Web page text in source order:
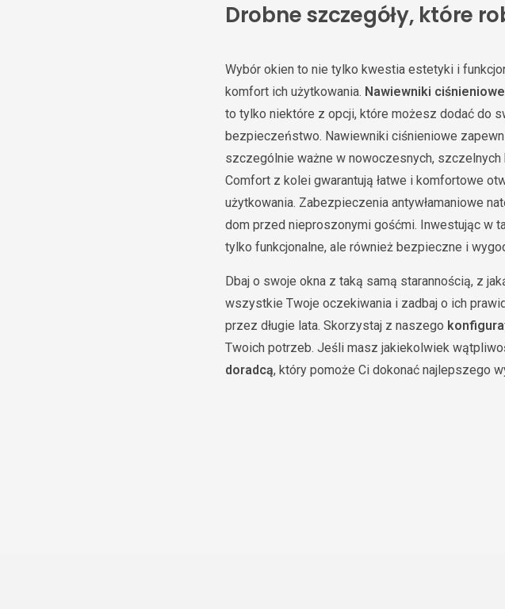
Drobne szczegóły, które
Wybór okien to nie tylko kwestia estetyki i
komfort ich użytkowania. Nawiewniki ciśnieniowe
to tylko niektóre z opcji, które możesz dodać do
bezpieczeństwo. Nawiewniki ciśnieniowe
szczególnie ważne w nowoczesnych, szczelnych
Comfort z kolei gwarantują łatwe i komfortowe
użytkowania. Zabezpieczenia antywłamaniowe
dom przed nieproszonymi gośćmi. Inwestując w
tylko funkcjonalne, ale również bezpieczne i
Dbaj o swoje okna z taką samą starannością, z
wszystkie Twoje oczekiwania i zadbaj o ich
przez długie lata. Skorzystaj z naszego
Twoich potrzeb. Jeśli masz jakiekolwiek
doradcą, który pomoże Ci dokonać najlepszego